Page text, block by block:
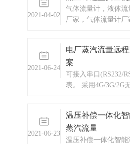
2021-04-02
气体流量计，液体
厂家，气体流量计
2021-06-24
电厂蒸汽流量远
案
可接入串口(RS232/
表。 采用4G/3G/2G
2021-06-23
温压补偿一体化
蒸汽流量
温压补偿一体化智能